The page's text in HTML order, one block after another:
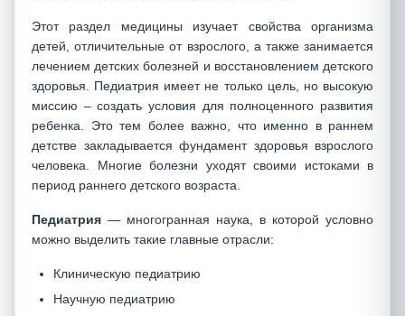
Этот раздел медицины изучает свойства организма
детей, отличительные от взрослого, а также занимается
лечением детских болезней и восстановлением детского
здоровья. Педиатрия имеет не только цель, но высокую
миссию – создать условия для полноценного развития
ребенка. Это тем более важно, что именно в раннем
детстве закладывается фундамент здоровья взрослого
человека. Многие болезни уходят своими истоками в
период раннего детского возраста.
Педиатрия — многогранная наука, в которой условно
можно выделить такие главные отрасли:
Клиническую педиатрию
Научную педиатрию